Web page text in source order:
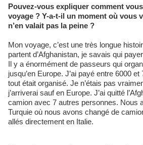
Pouvez-vous expliquer comment vous êtes arrivé ici, votre
voyage ? Y-a-t-il un moment où vous
n’en valait pas la peine ?
Mon voyage, c’est une très longue
partent d’Afghanistan, je savais qui
Il y a énormément de passeurs qui
jusqu’en Europe. J’ai payé entre 6000
tout était organisé. Je n’étais pas
j’arriverai sauf en Europe. J’ai quitté
camion avec 7 autres personnes. Nous
Turquie où nous avons changé de
allés directement en Italie.